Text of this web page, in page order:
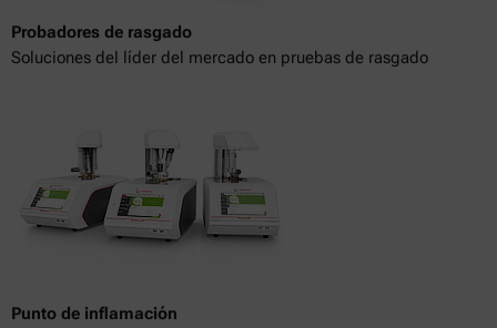
Probadores de rasgado
Soluciones del líder del mercado en pruebas de rasgado
Punto de inflamación